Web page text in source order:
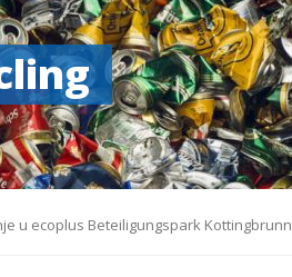
u ecoplus Beteiligungspark Kottingbrunn